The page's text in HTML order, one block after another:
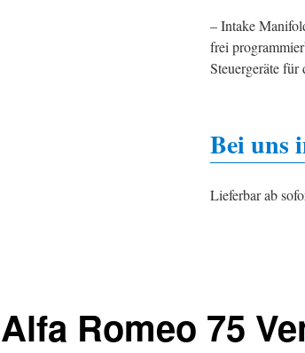
– Intake
frei
Steuergeräte
Bei uns
Lieferbar ab
Alfa Romeo 75